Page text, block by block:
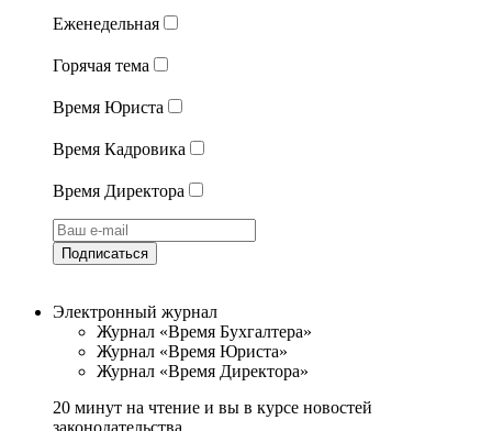
Еженедельная
Горячая тема
Время Юриста
Время Кадровика
Время Директора
Подписаться
Электронный журнал
Журнал «Время Бухгалтера»
Журнал «Время Юриста»
Журнал «Время Директора»
20 минут на чтение и вы в курсе новостей
законодательства